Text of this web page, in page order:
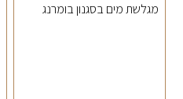
מגלשת מים בסגנון בומרנג